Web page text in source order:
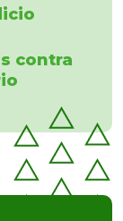
contra